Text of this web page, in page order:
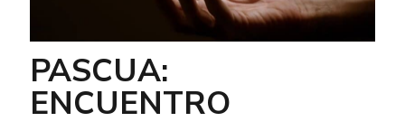
PASCUA:
ENCUENTRO